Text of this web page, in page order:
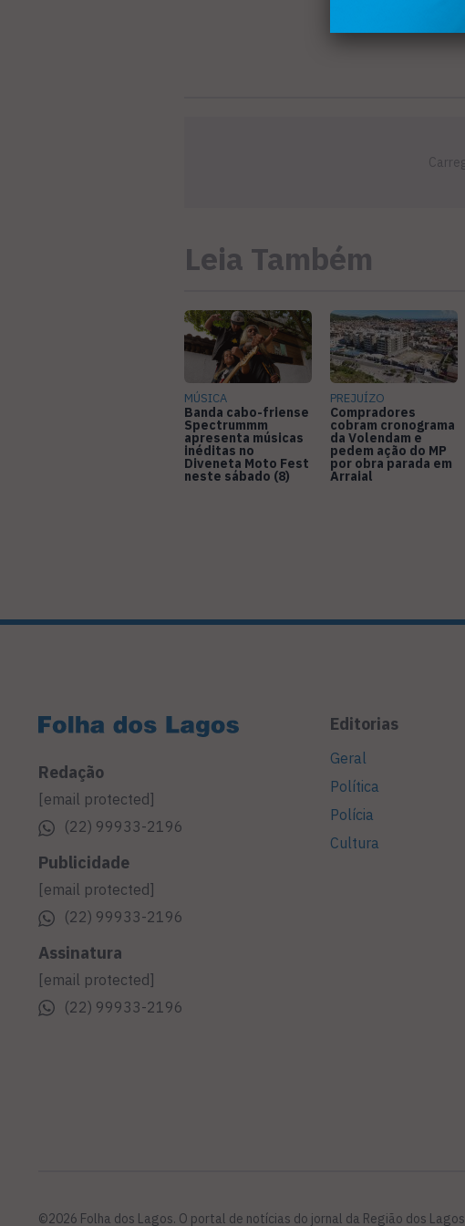
Leia Também
MÚSICA
Banda cabo-friense
Spectrummm
apresenta músicas
inéditas no
Diveneta Moto Fest
neste sábado (8)
PREJUÍZO
Compradores
cobram cronograma
da Volendam e
pedem ação do MP
por obra parada em
Arraial
Redação
[email protected]
(22) 99933-2196
Publicidade
[email protected]
(22) 99933-2196
Assinatura
[email protected]
(22) 99933-2196
Editorias
Geral
Política
Polícia
Cultura
©2026 Folha dos Lagos. O portal de notícias do jornal da Região dos Lagos